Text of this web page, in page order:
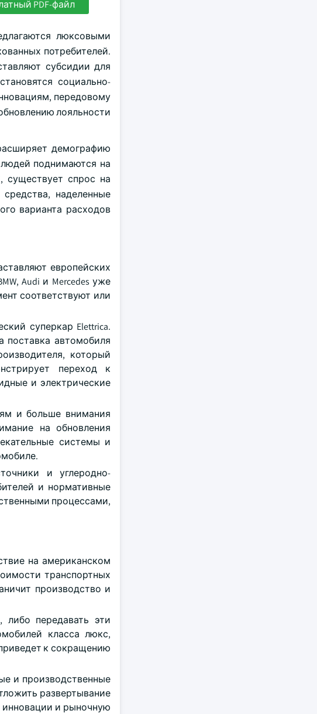
PDF-файл
люксовыми
потребителей.
субсидии для
социально-
передовому
лояльности
демографию
поднимаются на
существует спрос на
наделенные
варианта расходов
европейских
Audi и Mercedes уже
соответствуют или
суперкар Elettrica.
поставка автомобиля
который
переход к
и электрические
и больше внимания
на обновления
системы и
и углеродно-
и нормативные
процессами,
на американском
транспортных
производство и
передавать эти
класса люкс,
к сокращению
и производственные
развертывание
инновации и рыночную